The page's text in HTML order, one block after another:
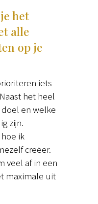
het
alle
op je
iets
het heel
en welke
zijn.
ik
creëer.
veel af in een
maximale uit